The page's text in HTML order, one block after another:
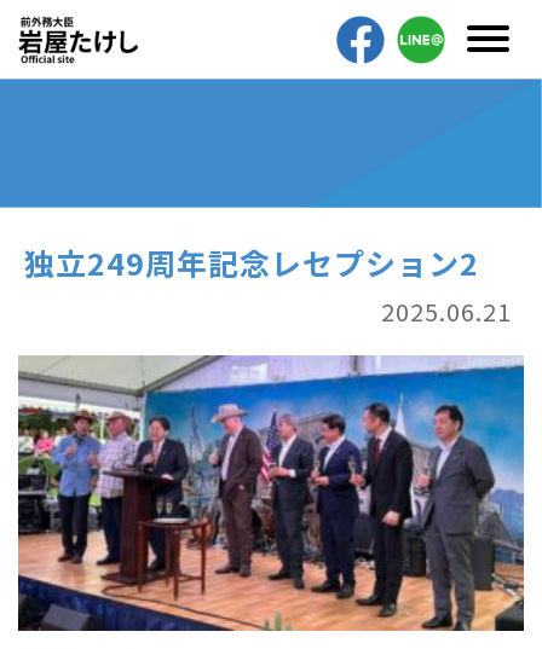
独立249周年記念レセプション2
2025.06.21